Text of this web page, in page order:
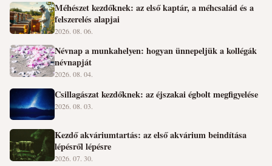
Méhészet kezdőknek: az első kaptár, a méhcsalád és a
felszerelés alapjai
2026. 08. 06.
Névnap a munkahelyen: hogyan ünnepeljük a kollégák
névnapját
2026. 08. 04.
Csillagászat kezdőknek: az éjszakai égbolt megfigyelése
2026. 08. 03.
Kezdő akváriumtartás: az első akvárium beindítása
lépésről lépésre
2026. 07. 30.